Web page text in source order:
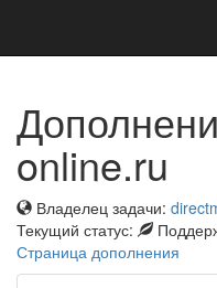
online.ru
Владелец задачи:
Текущий статус:
Страница дополнения